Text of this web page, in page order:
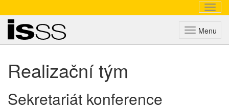
Triada
Menu
Realizační tým
Sekretariát konference